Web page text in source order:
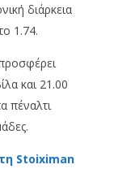
διάρκεια
1.74.
και 21.00
πέναλτι
Stoiximan